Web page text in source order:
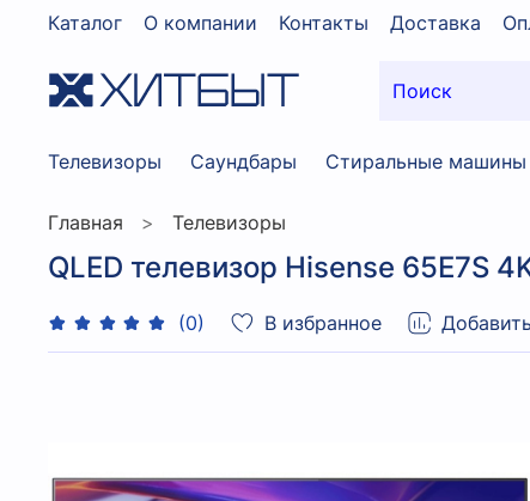
Каталог О компании Контакты Доставка
Телевизоры Саундбары Стиральные машины
Главная Телевизоры
QLED телевизор Hisense 65E7S
(0) В избранное